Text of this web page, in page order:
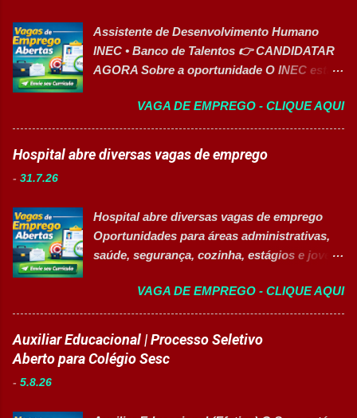
Assistente de Desenvolvimento Humano
INEC • Banco de Talentos 👉 CANDIDATAR
AGORA Sobre a oportunidade O INEC está
Talentos da função de Assistente de
Desenvolvimento Humano . O profissional
dará suporte às atividades de Recursos
Humanos, recrutamento e seleção,
profissionais organizados, comunicativos e
que desejam desenvolver carreira na área de
Gestão de Pessoas. Salário R$ 2.236,38
recrutamento e seleção. Realizar
atendimento aos colaboradores. Dar suporte
às rotinas de Departamento Pessoal.
Acompanhar e controlar benefícios.
de RH. Executar demais atividades
VAGA DE EMPREGO - CLIQUE AQUI
Hospital abre diversas vagas de emprego
- 31.7.26
Hospital abre diversas vagas de emprego
Oportunidades para áreas administrativas,
saúde, segurança, cozinha, estágios e jovem
as oportunidades disponíveis Um dos
maiores hospitais da região está com novas
vagas abertas para contratação em
diferentes setores. As oportunidades
contemplam profissionais de diversos níveis
VAGA DE EMPREGO - CLIQUE AQUI
Auxiliar Educacional | Processo Seletivo
Aberto para Colégio Sesc
- 5.8.26